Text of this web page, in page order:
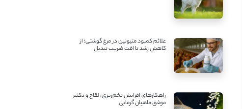
علائم کمبود متیونین در مرغ گوشتی؛ از
کاهش رشد تا افت ضریب تبدیل
راهکارهای افزایش تخم‌ریزی، لقاح و تکثیر
موفق ماهیان گرمابی